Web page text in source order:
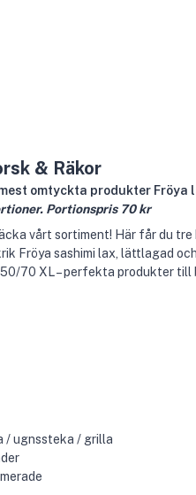
& Räkor
omtyckta produkter Fröya
Portionspris 70 kr
vårt sortiment! Här får du
Fröya sashimi lax, lättlagad
70 XL – perfekta produkter till
/ ugnssteka / grilla